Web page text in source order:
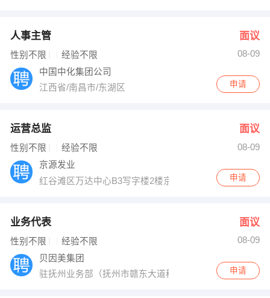
跟单
其他职位
人事主管 面议
性别不限 经验不限
08-09
中国中化集团公司
江西省/南昌市/东湖区
申请
运营总监 面议
性别不限 经验不限
08-09
京源发业
红谷滩区万达中心B3写字楼2楼京源发业
申请
业务代表 面议
性别不限 经验不限
08-09
贝因美集团
驻抚州业务部（抚州市赣东大道穆堂路）
申请